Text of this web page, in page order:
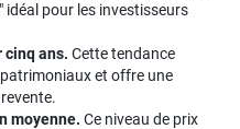
idéal pour les investisseurs
cinq ans. Cette tendance
et offre une
moyenne. Ce niveau de prix